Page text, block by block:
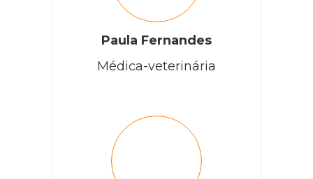
Paula Fernandes
Médica-veterinária